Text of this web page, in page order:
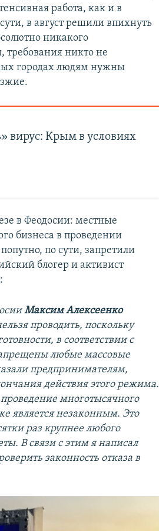
работа, как и в
в август решили впихнуть
никакого
требования никто не
городах людям нужны
вирус: Крым в условиях
в Феодосии: местные
бизнеса в проведении
по сути, запретили
блогер и активист
Максим Алексеенко
проводить, поскольку
в соответствии с
любые массовые
предпринимателям,
действия этого режима.
многотысячного
является незаконным. Это
раз крупнее любого
В связи с этим я написал
законность отказа в